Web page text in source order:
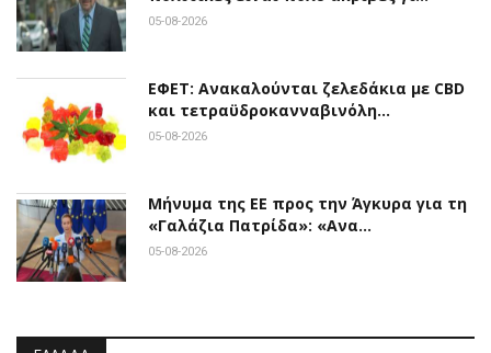
05-08-2026
ΕΦΕΤ: Ανακαλούνται ζελεδάκια με CBD
και τετραϋδροκανναβινόλη…
05-08-2026
Μήνυμα της ΕΕ προς την Άγκυρα για τη
«Γαλάζια Πατρίδα»: «Ανα…
05-08-2026